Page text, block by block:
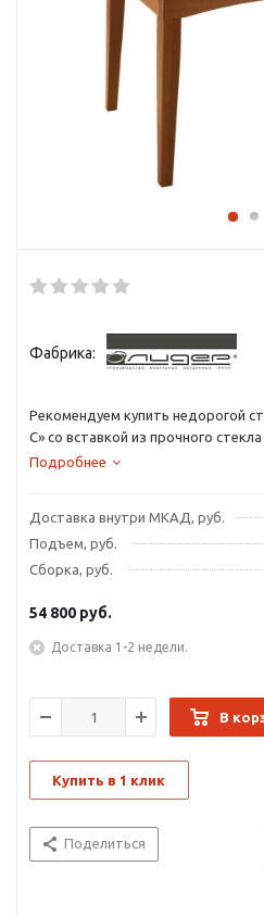
Фабрика:
Рекомендуем купить недорогой
С» со вставкой из прочного
подходит как для кухни, так и для
Подробнее
Доставка внутри МКАД, руб.
Подъем, руб.
Сборка, руб.
54 800 руб.
Доставка 1-2 недели.
В
Купить в 1 клик
Поделиться